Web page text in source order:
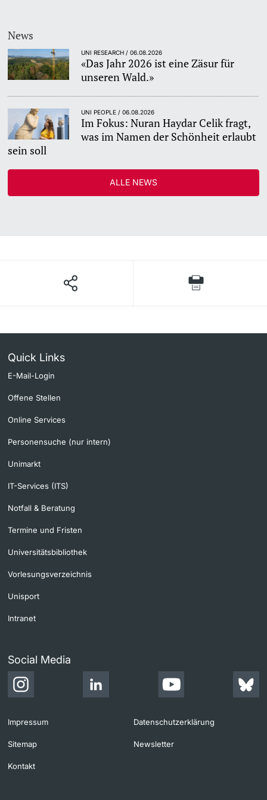
News
UNI RESEARCH / 06.08.2026
«Das Jahr 2026 ist eine Zäsur für
unseren Wald.»
UNI PEOPLE / 06.08.2026
Im Fokus: Nuran Haydar Celik fragt,
was im Namen der Schönheit erlaubt
sein soll
ALLE NEWS
Quick Links
E-Mail-Login
Offene Stellen
Online Services
Personensuche (nur intern)
Unimarkt
IT-Services (ITS)
Notfall & Beratung
Termine und Fristen
Universitätsbibliothek
Vorlesungsverzeichnis
Unisport
Intranet
Social Media
Impressum Datenschutzerklärung
Sitemap Newsletter
Kontakt